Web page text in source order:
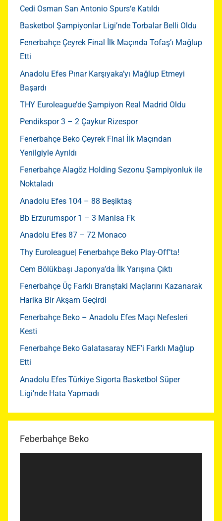
Cedi Osman San Antonio Spurs‘e Katıldı
Basketbol Şampiyonlar Ligi’nde Torbalar Belli Oldu
Fenerbahçe Çeyrek Final İlk Maçında Tofaş’ı Mağlup
Etti
Anadolu Efes Pınar Karşıyaka’yı Mağlup Etmeyi
Başardı
THY Euroleague’de Şampiyon Real Madrid Oldu
Pendikspor 3 – 2 Çaykur Rizespor
Fenerbahçe Beko Çeyrek Final İlk Maçından
Yenilgiyle Ayrıldı
Fenerbahçe Alagöz Holding Sezonu Şampiyonluk ile
Noktaladı
Anadolu Efes 104 – 88 Beşiktaş
Bb Erzurumspor 1 – 3 Manisa Fk
Anadolu Efes 87 – 72 Monaco
Thy Euroleague| Fenerbahçe Beko Play-Off’ta!
Cem Bölükbaşı Japonya’da İlk Yarışına Çıktı
Fenerbahçe Üç Farklı Branştaki Maçlarını Kazanarak
Harika Bir Akşam Geçirdi
Fenerbahçe Beko – Anadolu Efes Maçı Nefesleri
Kesti
Fenerbahçe Beko Galatasaray NEF’i Farklı Mağlup
Etti
Anadolu Efes Türkiye Sigorta Basketbol Süper
Ligi’nde Hata Yapmadı
Feberbahçe Beko